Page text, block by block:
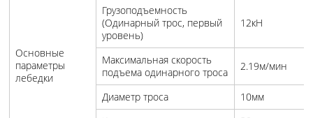
Основные
параметры
лебедки
Грузоподъемность
(Одинарный трос, первый
уровень)
12кН
Максимальная скорость
подъема одинарного троса
2.19м/мин
Диаметр троса
10мм